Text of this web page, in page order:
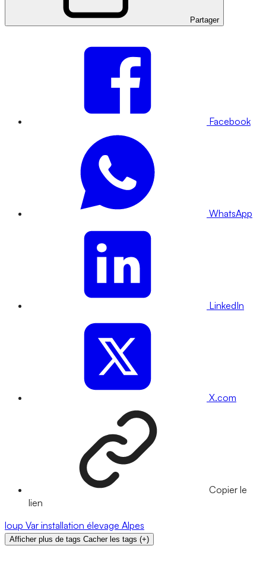
Partager
Facebook
WhatsApp
LinkedIn
X.com
Copier le
lien
loup Var installation élevage Alpes
Afficher plus de tags Cacher les tags (+)